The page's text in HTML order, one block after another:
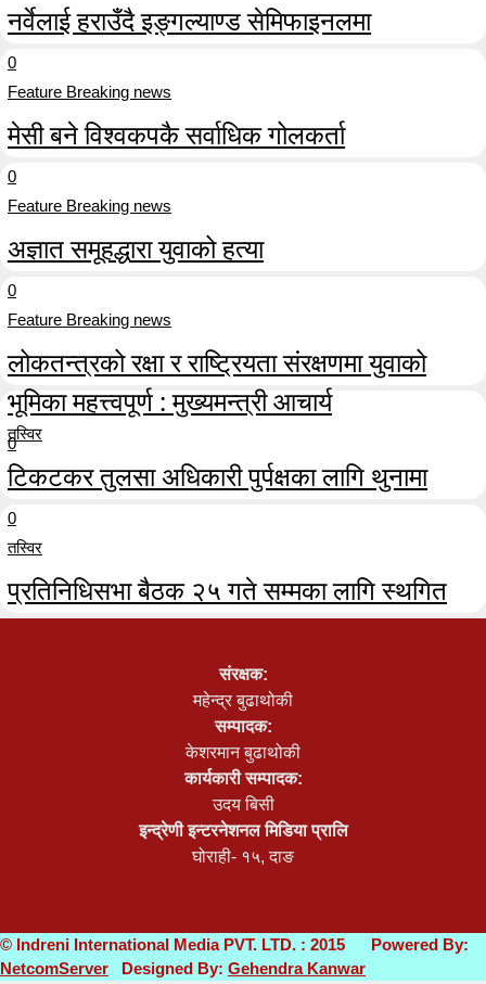
नर्वेलाई हराउँदै इङ्गल्याण्ड सेमिफाइनलमा
0
Feature Breaking news
मेसी बने विश्वकपकै सर्वाधिक गोलकर्ता
0
Feature Breaking news
अज्ञात समूहद्धारा युवाको हत्या
0
Feature Breaking news
लोकतन्त्रको रक्षा र राष्ट्रियता संरक्षणमा युवाको
भूमिका महत्त्वपूर्ण : मुख्यमन्त्री आचार्य
0
तस्विर
टिकटकर तुलसा अधिकारी पुर्पक्षका लागि थुनामा
0
तस्विर
प्रतिनिधिसभा बैठक २५ गते सम्मका लागि स्थगित
संरक्षक:
महेन्द्र बुढाथोकी
सम्पादक:
केशरमान बुढाथोकी
कार्यकारी सम्पादक:
उदय बिसी
इन्द्रेणी इन्टरनेशनल मिडिया प्रालि
घोराही- १५, दाङ
© Indreni International Media PVT. LTD. : 2015 Powered By:
NetcomServer Designed By: Gehendra Kanwar